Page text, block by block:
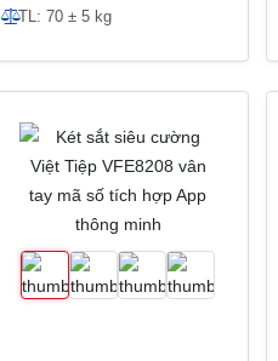
TL: 70 ± 5 kg